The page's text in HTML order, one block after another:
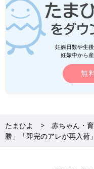
出典：Instagramアカウント「
妊娠日数や生
妊娠中から
無
たまひよ 赤ちゃん・
勝」「即完のアレが再入荷